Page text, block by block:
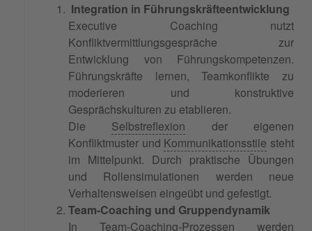
Integration in Führungskräfteentwicklung
Executive Coaching nutzt
Konfliktvermittlungsgespräche zur
Entwicklung von Führungskompetenzen.
Führungskräfte lernen, Teamkonflikte zu
moderieren und konstruktive
Gesprächskulturen zu etablieren.
Die Selbstreflexion der eigenen
Konfliktmuster und Kommunikationsstile steht
im Mittelpunkt. Durch praktische Übungen
und Rollensimulationen werden neue
Verhaltensweisen eingeübt und gefestigt.
Team-Coaching und Gruppendynamik
In Team-Coaching-Prozessen werden